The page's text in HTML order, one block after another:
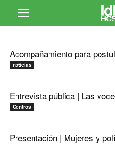
Acompañamiento para
noticias
Entrevista pública | Las
Centros
Presentación | Mujeres y